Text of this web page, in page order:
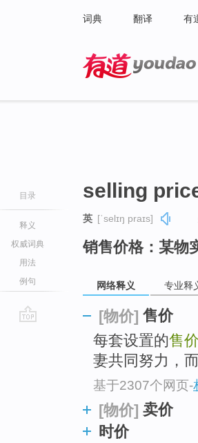
词典 翻译 有
目录
释义
权威词典
用法
例句
selling
英 [ˈselɪŋ praɪs]
销售价格：某物
网络释义 专业释
[物价] 售价
每套设置的售价
妻共同努力，
基于2307个网页-
[物价] 卖价
时价